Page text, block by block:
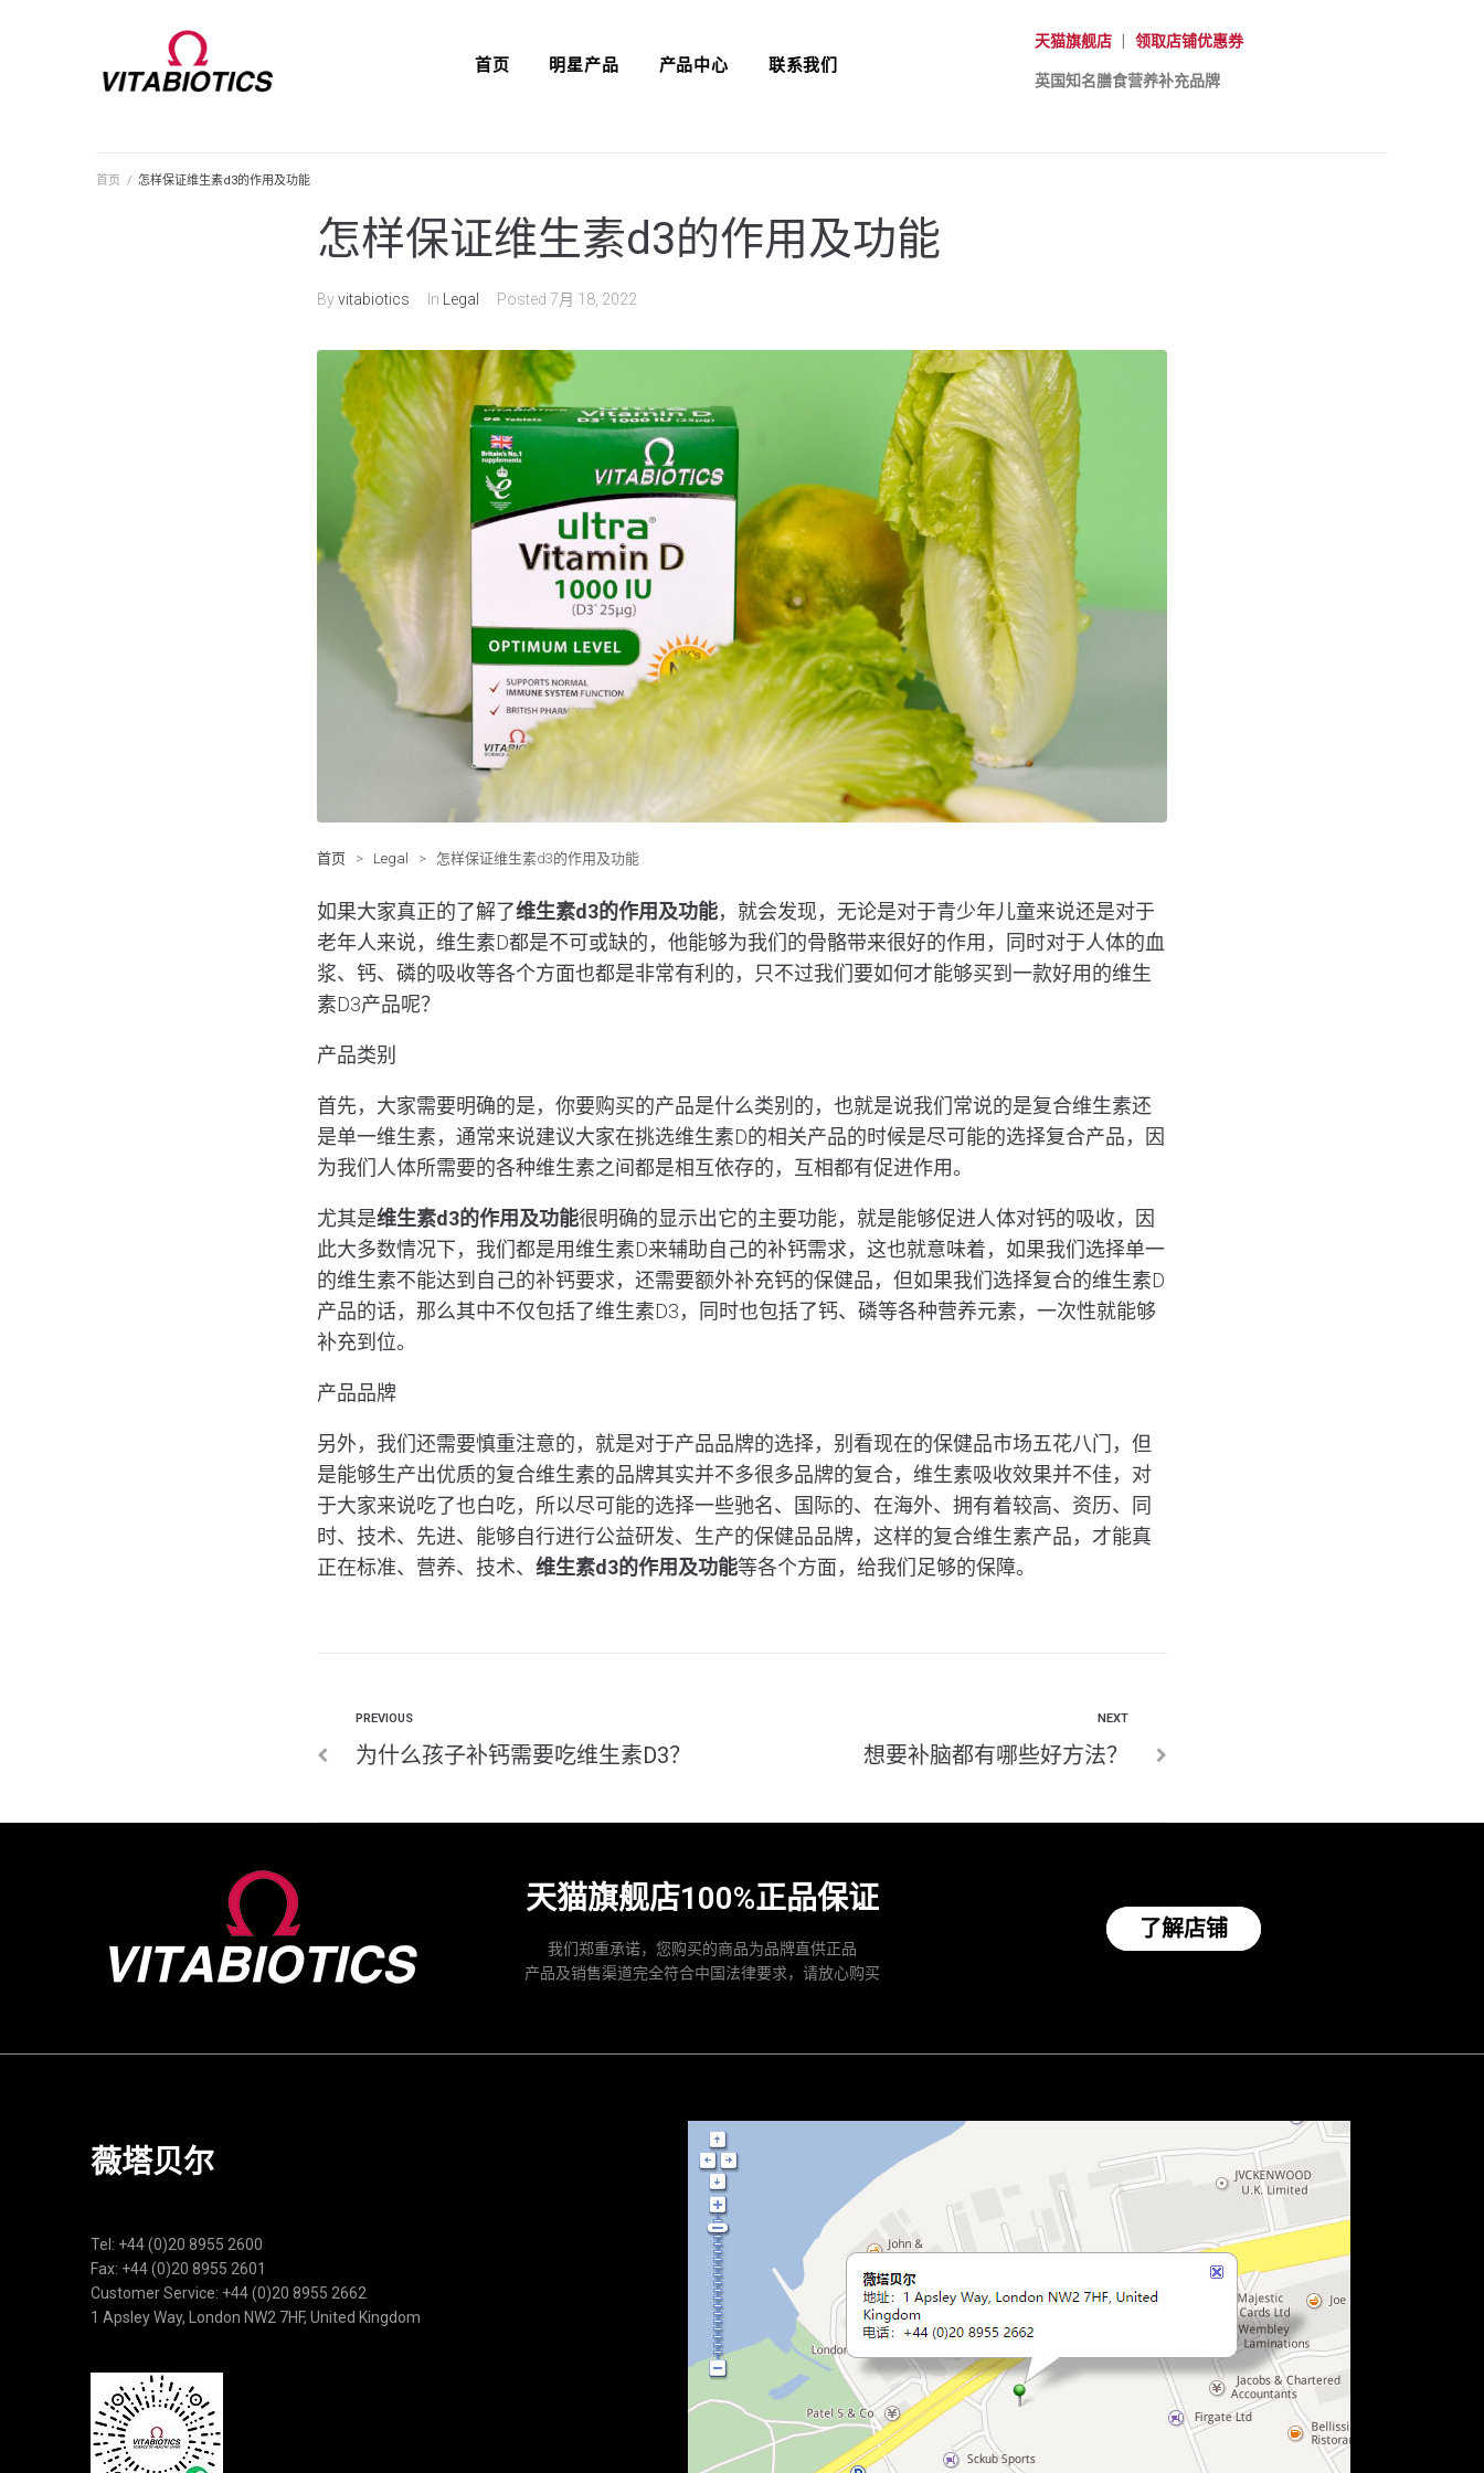
首页 明星产品 产品中心 联系我们
天猫旗舰店| 领取店铺优惠券
英国知名膳食营养补充品牌
首页 / 怎样保证维生素d3的作用及功能
怎样保证维生素d3的作用及功能
Byvitabiotics In Legal Posted 7月 18, 2022
首页 > Legal > 怎样保证维生素d3的作用及功能
如果大家真正的了解了维生素d3的作用及功能，就会发现，无论是对于青少年儿童来说还是对于
老年人来说，维生素D都是不可或缺的，他能够为我们的骨骼带来很好的作用，同时对于人体的血
浆、钙、磷的吸收等各个方面也都是非常有利的，只不过我们要如何才能够买到一款好用的维生
素D3产品呢？
产品类别
首先，大家需要明确的是，你要购买的产品是什么类别的，也就是说我们常说的是复合维生素还
是单一维生素，通常来说建议大家在挑选维生素D的相关产品的时候是尽可能的选择复合产品，因
为我们人体所需要的各种维生素之间都是相互依存的，互相都有促进作用。
尤其是维生素d3的作用及功能很明确的显示出它的主要功能，就是能够促进人体对钙的吸收，因
此大多数情况下，我们都是用维生素D来辅助自己的补钙需求，这也就意味着，如果我们选择单一
的维生素不能达到自己的补钙要求，还需要额外补充钙的保健品，但如果我们选择复合的维生素D
产品的话，那么其中不仅包括了维生素D3，同时也包括了钙、磷等各种营养元素，一次性就能够
补充到位。
产品品牌
另外，我们还需要慎重注意的，就是对于产品品牌的选择，别看现在的保健品市场五花八门，但
是能够生产出优质的复合维生素的品牌其实并不多很多品牌的复合，维生素吸收效果并不佳，对
于大家来说吃了也白吃，所以尽可能的选择一些驰名、国际的、在海外、拥有着较高、资历、同
时、技术、先进、能够自行进行公益研发、生产的保健品品牌，这样的复合维生素产品，才能真
正在标准、营养、技术、 维生素d3的作用及功能等各个方面，给我们足够的保障。
PREVIOUS
为什么孩子补钙需要吃维生素D3？
NEXT
想要补脑都有哪些好方法？
天猫旗舰店100%正品保证
我们郑重承诺，您购买的商品为品牌直供正品
产品及销售渠道完全符合中国法律要求，请放心购买
了解店铺
薇塔贝尔
Tel: +44 (0)20 8955 2600
Fax: +44 (0)20 8955 2601
Customer Service: +44 (0)20 8955 2662
1 Apsley Way, London NW2 7HF, United Kingdom